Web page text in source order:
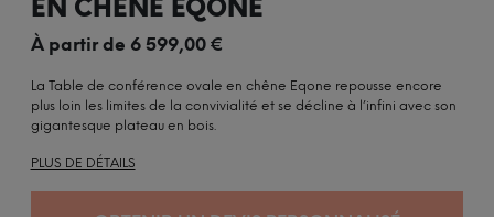
EN CHÊNE EQONE
À partir de 6 599,00€
La Table de conférence ovale en chêne Eqone repousse encore
plus loin les limites de la convivialité et se décline à l’infini avec son
gigantesque plateau en bois.
PLUS DE DÉTAILS